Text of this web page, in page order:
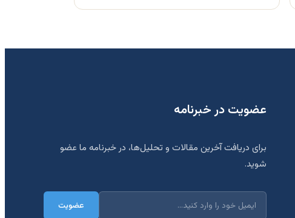
عضویت در خبرنامه
برای دریافت آخرین مقالات و تحلیل‌ها، در خبرنامه ما عضو
شوید.
عضویت